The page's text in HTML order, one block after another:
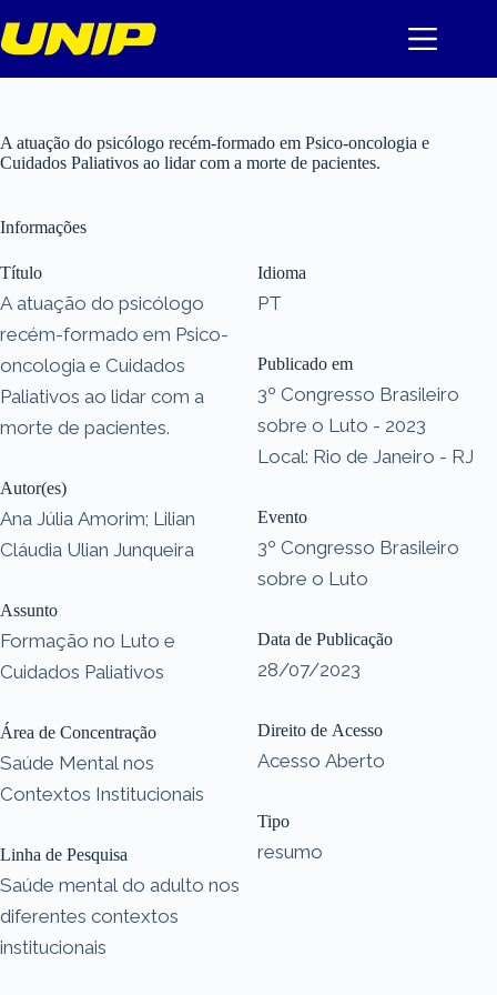
para
o
A atuação do psicólogo recém-formado em Psico-oncologia e
Cuidados Paliativos ao lidar com a morte de pacientes.
Informações
Título
A atuação do psicólogo
recém-formado em Psico-
oncologia e Cuidados
Paliativos ao lidar com a
morte de pacientes.
Autor(es)
Ana Júlia Amorim; Lilian
Cláudia Ulian Junqueira
Assunto
Formação no Luto e
Cuidados Paliativos
Área de Concentração
Saúde Mental nos
Contextos Institucionais
Linha de Pesquisa
Saúde mental do adulto nos
diferentes contextos
institucionais
Idioma
PT
Publicado em
3º Congresso Brasileiro
sobre o Luto - 2023
Local: Rio de Janeiro - RJ
Evento
3º Congresso Brasileiro
sobre o Luto
Data de Publicação
28/07/2023
Direito de Acesso
Acesso Aberto
Tipo
resumo